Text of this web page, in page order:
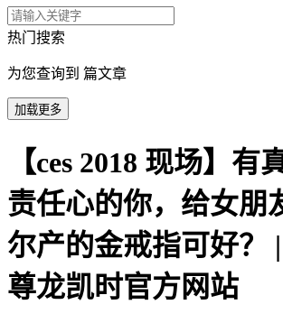
热门搜索
为您查询到 篇文章
加载更多
【ces 2018 现场】有
责任心的你，给女朋
尔产的金戒指可好？
尊龙凯时官方网站